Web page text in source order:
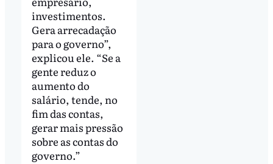
investimentos.
Gera arrecadação
para o governo”,
explicou ele. “Se a
gente reduz o
aumento do
salário, tende, no
fim das contas,
gerar mais pressão
sobre as contas do
governo.”